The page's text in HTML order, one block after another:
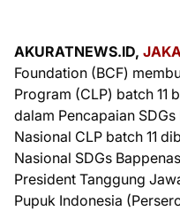
AKURATNEWS.ID,
Foundation (BCF)
Program (CLP) batch 11
dalam Pencapaian
Nasional CLP batch 11
Nasional SDGs
President Tanggung
Pupuk Indonesia